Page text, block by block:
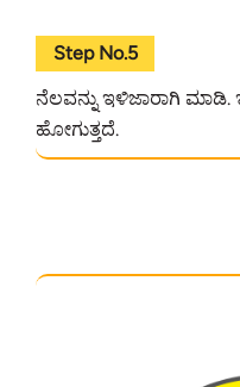
Step No.5
ನೆಲವನ್ನು ಇಳಿಜಾರಾಗಿ
ಹೋಗುತ್ತದೆ.